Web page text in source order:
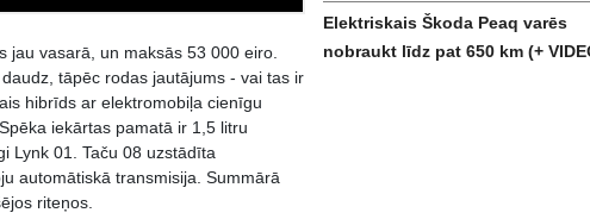
jau vasarā, un maksās 53 000 eiro.
tāpēc rodas jautājums - vai tas ir
hibrīds ar elektromobiļa cienīgu
iekārtas pamatā ir 1,5 litru
Lynk 01. Taču 08 uzstādīta
automātiskā transmisija. Summārā
riteņos.
Elektriskais Škoda Peaq varēs
nobraukt līdz pat 650 km (+